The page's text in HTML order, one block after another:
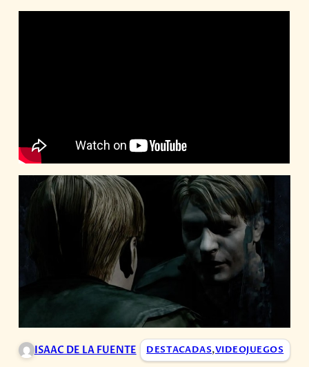
ISAAC DE LA FUENTE DESTACADAS,VIDEOJUEGOS